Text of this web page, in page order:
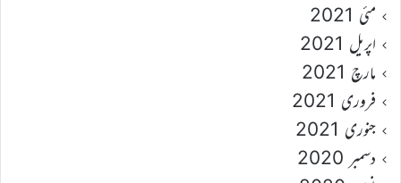
مئی 2021
اپریل 2021
مارچ 2021
فروری 2021
جنوری 2021
دسمبر 2020